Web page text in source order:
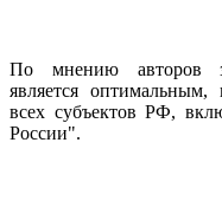
По мнению авторов
является оптимальным,
всех субъектов РФ,
России".